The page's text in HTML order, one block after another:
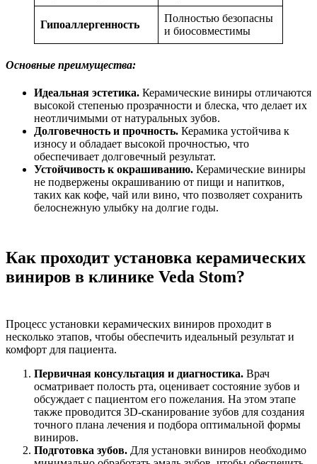
Гипоаллергенность
Полностью безопасны
и биосовместимы
Основные преимущества:
Идеальная эстетика. Керамические виниры отличаются
высокой степенью прозрачности и блеска, что делает их
неотличимыми от натуральных зубов.
Долговечность и прочность. Керамика устойчива к
износу и обладает высокой прочностью, что
обеспечивает долговечный результат.
Устойчивость к окрашиванию. Керамические виниры
не подвержены окрашиванию от пищи и напитков,
таких как кофе, чай или вино, что позволяет сохранить
белоснежную улыбку на долгие годы.
Как проходит установка керамических
виниров в клинике Veda Stom?
Процесс установки керамических виниров проходит в
несколько этапов, чтобы обеспечить идеальный результат и
комфорт для пациента.
Первичная консультация и диагностика. Врач
осматривает полость рта, оценивает состояние зубов и
обсуждает с пациентом его пожелания. На этом этапе
также проводится 3D-сканирование зубов для создания
точного плана лечения и подбора оптимальной формы
виниров.
Подготовка зубов. Для установки виниров необходимо